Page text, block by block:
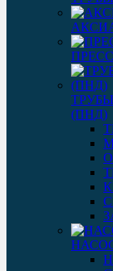
(ПНД)